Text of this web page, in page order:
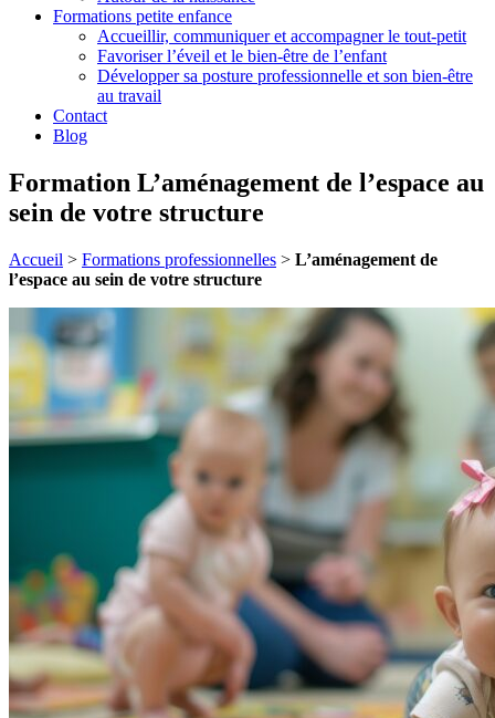
Formations petite enfance
Accueillir, communiquer et accompagner le tout-petit
Favoriser l’éveil et le bien-être de l’enfant
Développer sa posture professionnelle et son bien-être
au travail
Contact
Blog
Formation L’aménagement de l’espace au
sein de votre structure
Accueil > Formations professionnelles > L’aménagement de
l’espace au sein de votre structure